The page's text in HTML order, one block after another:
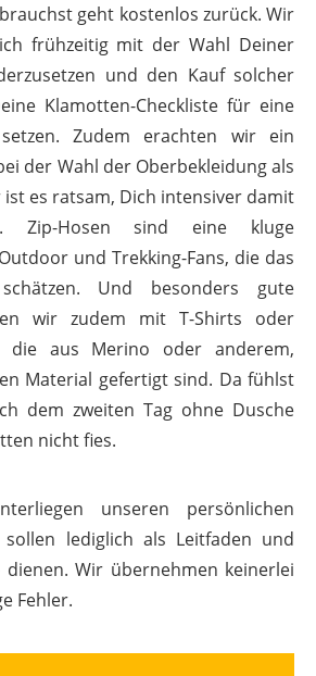
geht kostenlos zurück. Wir
frühzeitig mit der Wahl Deiner
und den Kauf solcher
Klamotten-Checkliste für eine
Zudem erachten wir ein
der Wahl der Oberbekleidung als
es ratsam, Dich intensiver damit
Zip-Hosen sind eine kluge
und Trekking-Fans, die das
Und besonders gute
wir zudem mit T-Shirts oder
die aus Merino oder anderem,
Material gefertigt sind. Da fühlst
dem zweiten Tag ohne Dusche
nicht fies.
unseren persönlichen
lediglich als Leitfaden und
Wir übernehmen keinerlei
Fehler.